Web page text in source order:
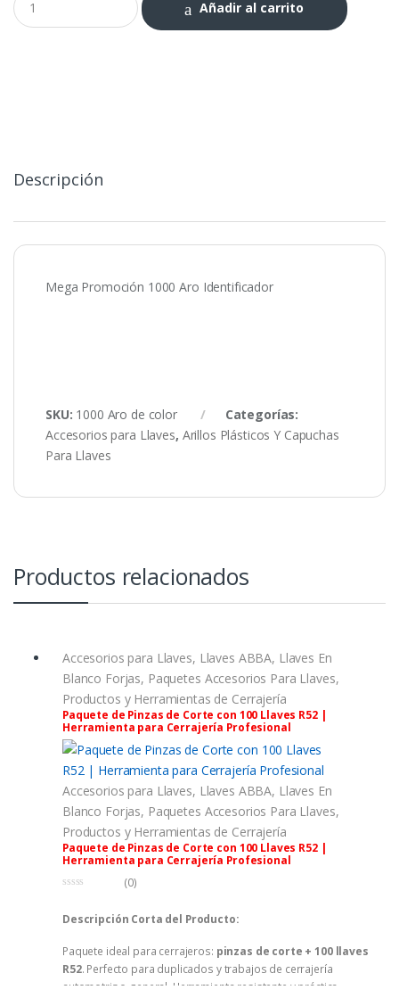
PROMOCIÓN
1000
Añadir al carrito
Descripción
Mega Promoción 1000 Aro Identificador
SKU: 1000 Aro de color
Categorías:
Accesorios para Llaves, Arillos Plásticos Y Capuchas
Para Llaves
Productos relacionados
Accesorios para Llaves, Llaves ABBA, Llaves En
Blanco Forjas, Paquetes Accesorios Para Llaves,
Productos y Herramientas de Cerrajería
Paquete de Pinzas de Corte con 100 Llaves R52 |
Herramienta para Cerrajería Profesional
Accesorios para Llaves, Llaves ABBA, Llaves En
Blanco Forjas, Paquetes Accesorios Para Llaves,
Productos y Herramientas de Cerrajería
Paquete de Pinzas de Corte con 100 Llaves R52 |
Herramienta para Cerrajería Profesional
u
a
e
5
(0)
Descripción Corta del Producto:
Paquete ideal para cerrajeros: pinzas de corte + 100 llaves
R52. Perfecto para duplicados y trabajos de cerrajería
automotriz o general. Herramienta resistente y práctica.